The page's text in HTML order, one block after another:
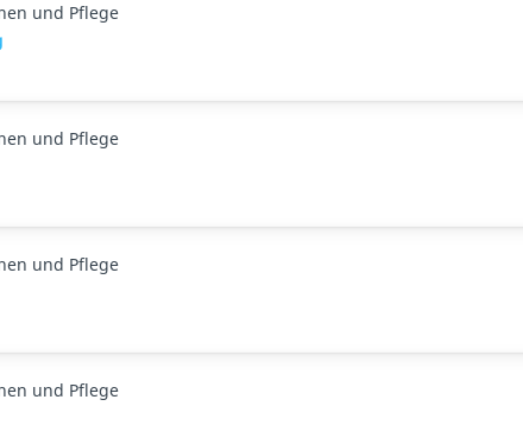
und Pflege
und Pflege
und Pflege
und Pflege